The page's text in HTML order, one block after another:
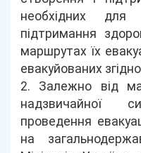
необхідних
підтримання
маршрутах їх
евакуйованих
2. Залежно від
надзвичайної
проведення
на